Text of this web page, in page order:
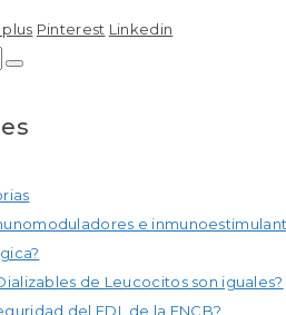
Pinterest Linkedin
e
de Leucocitos son iguales?
del EDL de la ENCB?